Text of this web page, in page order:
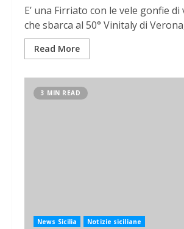
E’ una Firriato con le vele gonfie
che sbarca al 50° Vinitaly di
Read More
3 MIN READ
News Sicilia Notizie siciliane